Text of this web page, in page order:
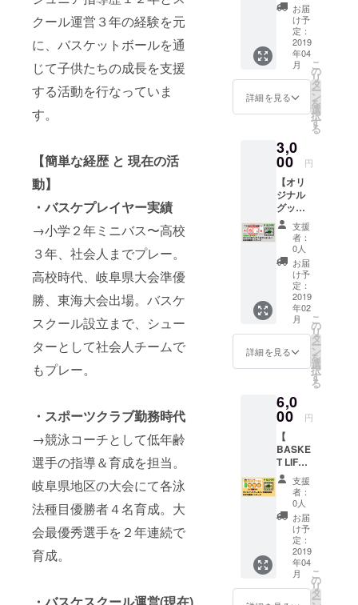
クール運営３年の経験を元
に、バスケットボールを通
じて子供たちの成長を支援
する活動を行なっていま
す。
【簡単な経歴 と 現在の活
動】
・バスケプレイヤー実績
→小学２年ミニバス〜高校
３年、社会人までプレー。
高校時代、岐阜県大会準優
勝、東海大会出場。バスケ
スクール設立まで、シュー
ターとして社会人チームで
もプレー。
・スポーツクラブ勤務時代
→競泳コーチとして低年齢
選手の指導＆育成を担当。
岐阜県地区の大会にて各泳
法種目優勝者４名育成。大
会最優秀選手を２年連続で
育成。
ケットボー
ルを通じて
子供たちの
成長を支援
する活動を
行なってい
ます。
【簡単な経
歴 と 現在の
・バスケプ
レイヤー実
績
→小学２年
ミニバス〜
高校３年、
社会人まで
プレー。高
校時代、岐
阜県大会準
バスケス
クール設立
シューター
として社会
人チームで
もプレー。
・スポーツ
クラブ勤務
時代
スへお
礼動画
メッ
セージ
をお送
り致し
ます。
※お礼
ロジェ
クト終
了後の
2019年
2月中に
お送り
致しま
す。
利＆お
礼メッ
セージ
】 当オ
ンライ
ンス
クール
へ１ヶ
月間、
無料招
『全150
本の動
画レッ
スン見
放題』
＆『テ
スト機
能・
コーチ
ングサ
ポー
ト』を
ご利用
可能で
す。
（※通常
料金で
¥500~¥
1000程
度、お
得にご
利用で
きま
す） ご
支援の
お礼
メッ
セージ
も添え
てお届
けしま
す。 ※
オンラ
お届
け予
定：
2019
年04
月
詳細を見る
こ
の
リ
タ
ー
ン
を
選
択
す
る
3,0
00 円
【オリ
ジナル
グッズ
１点プ
レゼン
ト＆お
礼メッ
セー
ジ】 プ
ロジェ
クト応
援の感
謝の気
持ちと
して、
オリジ
グッズ
１点と
お礼動
画メッ
セージ
をお届
けしま
す。 オ
リジナ
ルグッ
ズは、
「マグ
カッ
プ・ス
マホリ
ング・
支援
者：
0人
お届
け予
定：
2019
年02
月
詳細を見る
こ
の
リ
タ
ー
ン
を
選
択
す
る
6,0
00 円
【
BASKE
T LIFE
２ヶ月
無料招
待の権
利＆お
礼メッ
セージ
】 当オ
ンライ
ンス
クール
支援
者：
0人
お届
け予
定：
2019
年04
月
こ
の
リ
タ
ー